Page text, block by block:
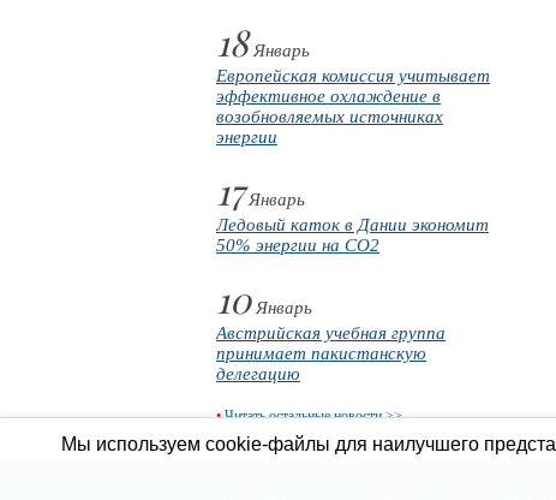
18Январь
Европейская комиссия учитывает
эффективное охлаждение в
возобновляемых источниках
энергии
17Январь
Ледовый каток в Дании экономит
50% энергии на CO2
10Январь
Австрийская учебная группа
принимает пакистанскую
делегацию
• Читать остальные новости >>
Мы используем cookie-файлы для наилучшего